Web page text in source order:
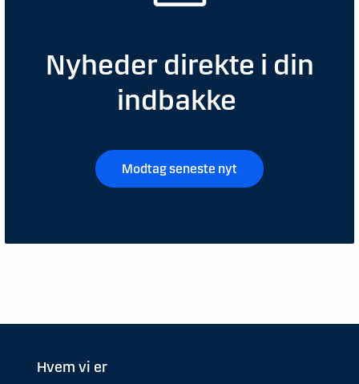
Nyheder direkte i din
indbakke
Modtag seneste nyt
Hvem vi er